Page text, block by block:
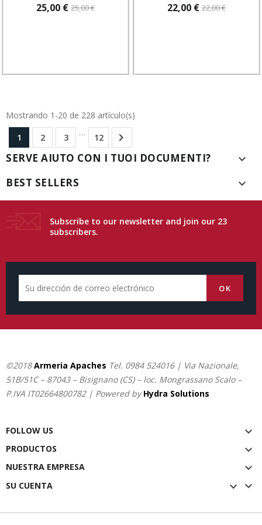
25,00 € 25,00 € 22,00 € 22,00 €
Mostrando 1-20 de 228 artículo(s)
1
2 3 … 12 
SERVE AIUTO CON I TUOI DOCUMENTI? 
BEST SELLERS 
Subscribe to our newsletter and join our 23
subscribers.
©2018Armeria Apaches Tel. 0984 524016| Via Nazionale,
51B/51C – 87043 – Bisignano (CS) – loc. Mongrassano Scalo –
P.IVA IT02664800782 | Powered byHydra Solutions
FOLLOW US 
PRODUCTOS 
NUESTRA EMPRESA


SU CUENTA 